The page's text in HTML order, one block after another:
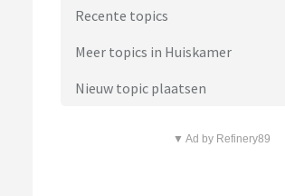
Recente topics
Meer topics in Huiskamer
Nieuw topic plaatsen
▼ Ad by Refinery89